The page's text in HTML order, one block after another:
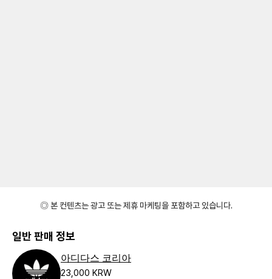
◎ 본 컨텐츠는 광고 또는 제휴 마케팅을 포함하고 있습니다.
일반 판매 정보
아디다스 코리아
23,000 KRW